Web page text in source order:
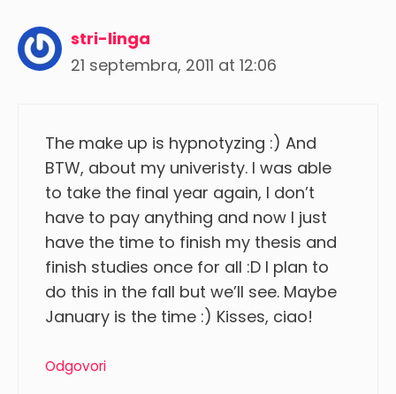
stri-linga
21 septembra, 2011 at 12:06
The make up is hypnotyzing :) And
BTW, about my univeristy. I was able
to take the final year again, I don’t
have to pay anything and now I just
have the time to finish my thesis and
finish studies once for all :D I plan to
do this in the fall but we’ll see. Maybe
January is the time :) Kisses, ciao!
Odgovori